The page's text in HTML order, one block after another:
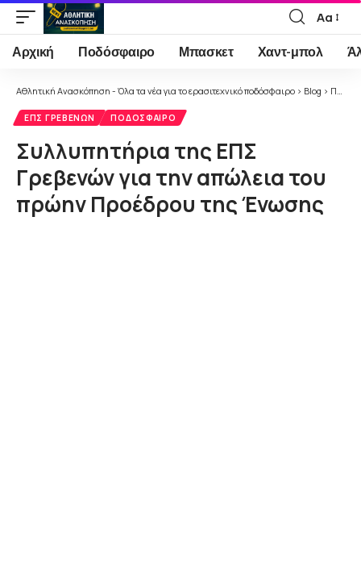
Font
Resizer
Αα
Αρχική Ποδόσφαιρο Μπασκετ Χαντ-μπολ
Αθλητική Ανασκόπηση - Όλα τα νέα για το ερασιτεχνικό ποδόσφαιρο > Blog > Ποδόσφαιρο
ΕΠΣ ΓΡΕΒΕΝΏΝ ΠΟΔΌΣΦΑΙΡΟ
Συλλυπητήρια της ΕΠΣ
Γρεβενών για την απώλεια του
πρώην Προέδρου της Ένωσης